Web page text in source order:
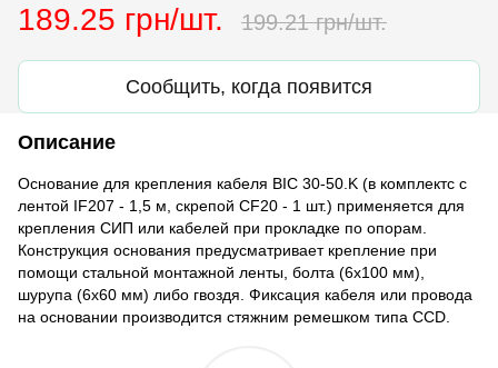
189.25 грн/шт. 199.21 грн/шт.
Сообщить, когда появится
Описание
Основание для крепления кабеля BIC 30-50.K (в комплектс с
лентой IF207 - 1,5 м, скрепой CF20 - 1 шт.) применяется для
крепления СИП или кабелей при прокладке по опорам.
Конструкция основания предусматривает крепление при
помощи стальной монтажной ленты, болта (6x100 мм),
шурупа (6x60 мм) либо гвоздя. Фиксация кабеля или провода
на основании производится стяжним ремешком типа CCD.